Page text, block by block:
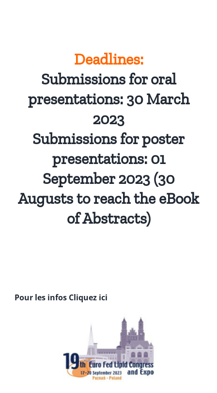
Deadlines:
Submissions for oral
presentations: 30 March
2023
Submissions for poster
presentations: 01
September 2023 (30
Augusts to reach the eBook
of Abstracts)
Pour les infos Cliquez ici